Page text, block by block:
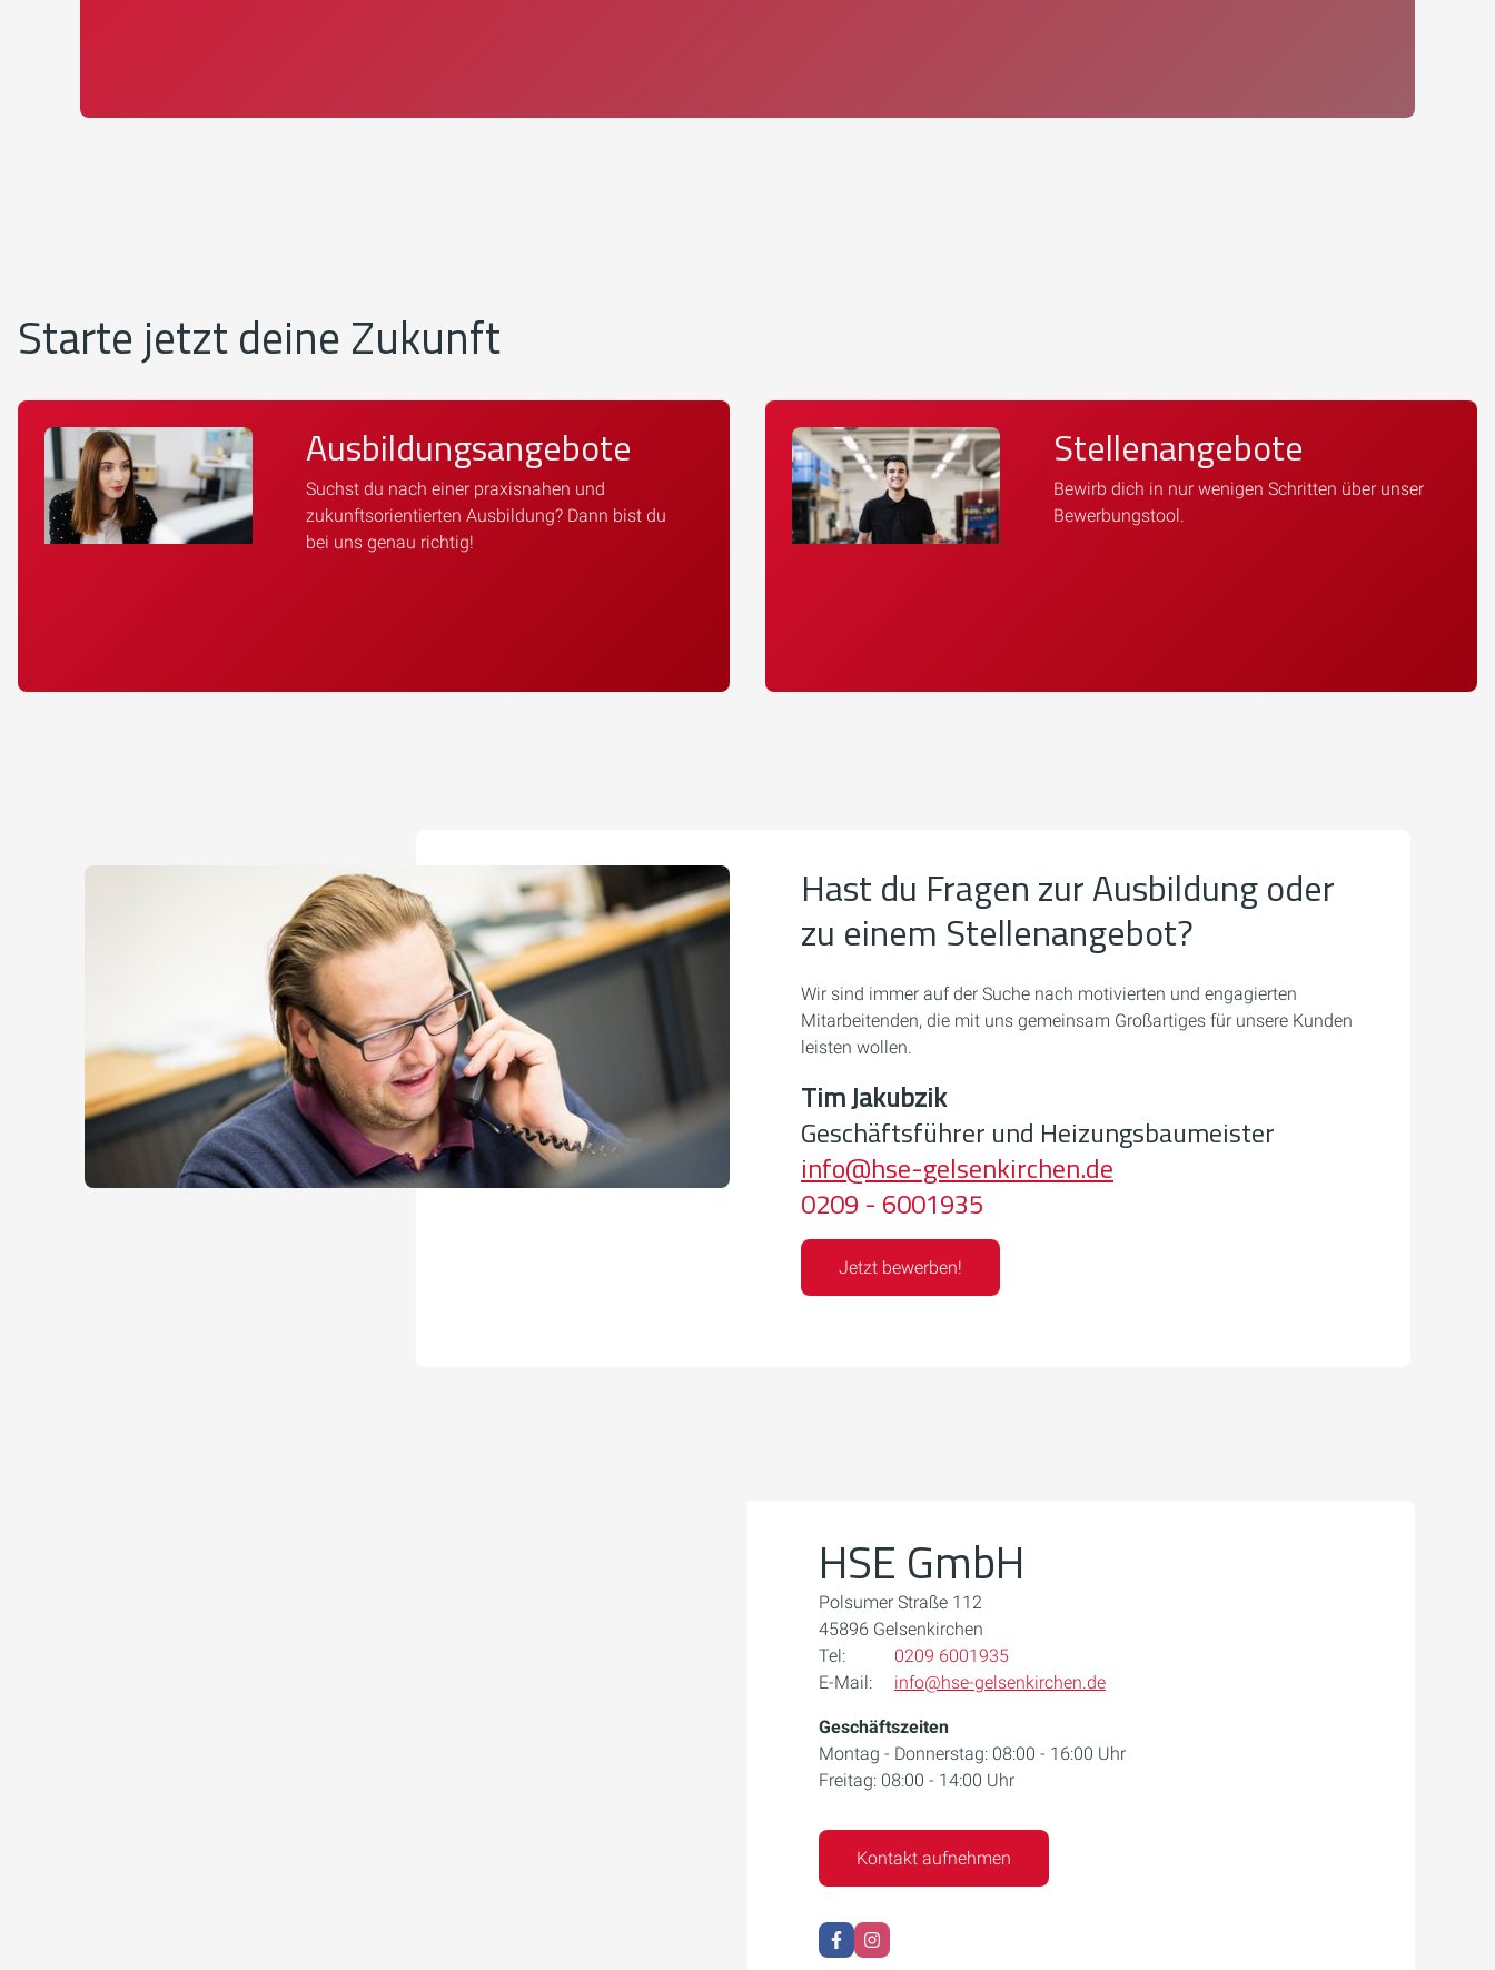
Starte jetzt deine Zukunft
Ausbildungsangebote
Suchst du nach einer praxisnahen und
zukunftsorientierten Ausbildung? Dann bist du
bei uns genau richtig!
Stellenangebote
Bewirb dich in nur wenigen Schritten über unser
Bewerbungstool.
Hast du Fragen zur Ausbildung oder
zu einem Stellenangebot?
Wir sind immer auf der Suche nach motivierten und engagierten
Mitarbeitenden, die mit uns gemeinsam Großartiges für unsere Kunden
leisten wollen.
Tim Jakubzik
Geschäftsführer und Heizungsbaumeister
info@hse-gelsenkirchen.de
0209 - 6001935
Jetzt bewerben!
HSE GmbH
Polsumer Straße 112
45896 Gelsenkirchen
Tel:
0209 6001935
E-Mail:
info@hse-gelsenkirchen.de
Geschäftszeiten
Montag - Donnerstag: 08:00 - 16:00 Uhr
Freitag: 08:00 - 14:00 Uhr
Kontakt aufnehmen